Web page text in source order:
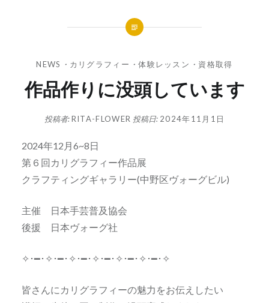
NEWS ・ カリグラフィー ・体験レッスン ・ 資格取得
作品作りに没頭しています
投稿者:RITA-FLOWER 投稿日: 2024年11月1日
2024年12月6~8日
第６回カリグラフィー作品展
クラフティングギャラリー(中野区ヴォーグビル)
主催 日本手芸普及協会
後援 日本ヴォーグ社
✧･━･✧･━･✧･━･✧･━･✧･━･✧･━･✧
皆さんにカリグラフィーの魅力をお伝えしたい